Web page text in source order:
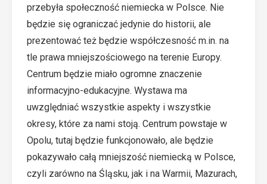
przebyła społeczność niemiecka w Polsce. Nie
będzie się ograniczać jedynie do historii, ale
prezentować też będzie współczesność m.in. na
tle prawa mniejszościowego na terenie Europy.
Centrum będzie miało ogromne znaczenie
informacyjno-edukacyjne. Wystawa ma
uwzględniać wszystkie aspekty i wszystkie
okresy, które za nami stoją. Centrum powstaje w
Opolu, tutaj będzie funkcjonowało, ale będzie
pokazywało całą mniejszość niemiecką w Polsce,
czyli zarówno na Śląsku, jak i na Warmii, Mazurach,